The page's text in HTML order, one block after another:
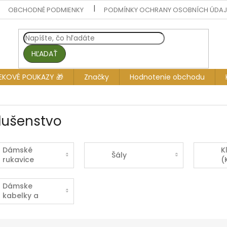
OBCHODNÉ PODMIENKY PODMÍNKY OCHRANY OSOBNÍCH
HĽADAŤ
POUKAZY 🎁 Značky Hodnotenie obchodu
Dámské
rukavice
Šály
Dámske
kabelky a
tašky